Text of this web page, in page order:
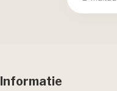
Informatie